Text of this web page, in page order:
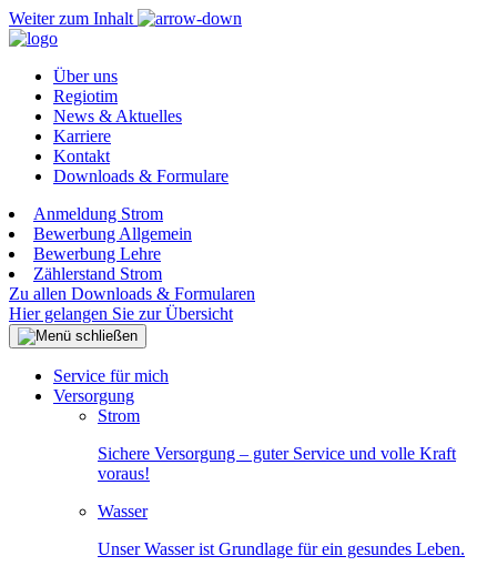
Weiter zum Inhalt
Über uns
Regiotim
News & Aktuelles
Karriere
Kontakt
Downloads & Formulare
Anmeldung Strom
Bewerbung Allgemein
Bewerbung Lehre
Zählerstand Strom
Zu allen Downloads & Formularen
Hier gelangen Sie zur Übersicht
Service für mich
Versorgung
Strom
Sichere Versorgung – guter Service und volle Kraft
voraus!
Wasser
Unser Wasser ist Grundlage für ein gesundes Leben.